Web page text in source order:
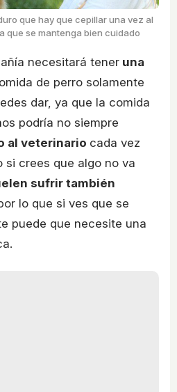
que hay que cepillar una vez al
que se mantenga bien cuidado
necesitará tener una
de perro solamente
dar, ya que la comida
podría no siempre
al veterinario cada vez
si crees que algo no va
sufrir también
lo que si ves que se
puede que necesite una